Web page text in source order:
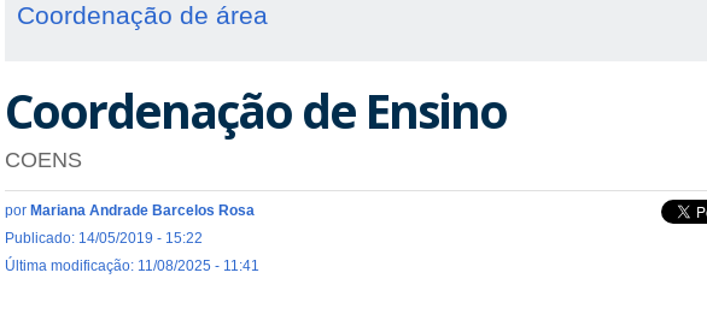
Coordenação de área
Coordenação de Ensino
COENS
por Mariana Andrade Barcelos Rosa
Publicado: 14/05/2019 - 15:22
Última modificação: 11/08/2025 - 11:41